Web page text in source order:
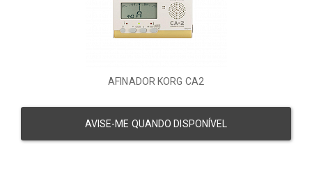
AFINADOR KORG CA2
AVISE-ME QUANDO DISPONÍVEL